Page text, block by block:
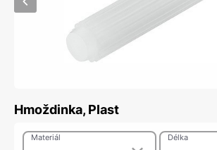
Hmoždinka, Plast
Materiál Délka